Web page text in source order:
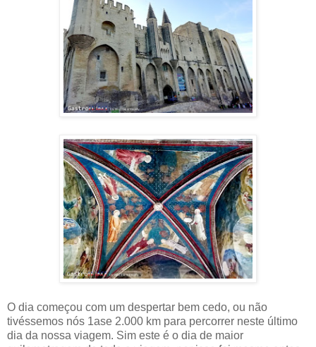
O dia começou com um despertar bem cedo, ou não
tivéssemos nós 1ase 2.000 km para percorrer neste último
dia da nossa viagem. Sim este é o dia de maior